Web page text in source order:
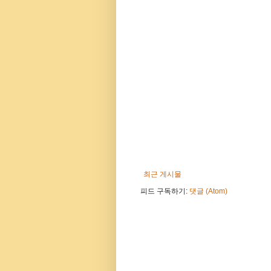
최근 게시물
피드 구독하기: 댓글 (Atom)